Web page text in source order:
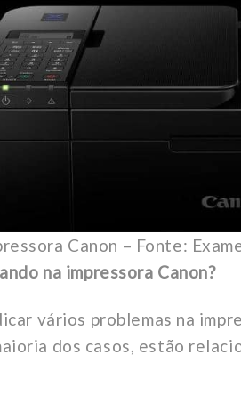
Canon – Fonte:
na impressora Canon?
vários problemas na
dos casos, estão